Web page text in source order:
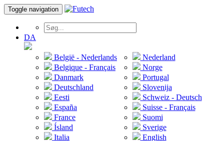
Toggle navigation
DA
België - Nederlands
Belgique - Français
Danmark
Deutschland
Eesti
España
France
Ísland
Italia
Nederland
Norge
Portugal
Slovenija
Schweiz - Deutsch
Suisse - Français
Suomi
Sverige
English